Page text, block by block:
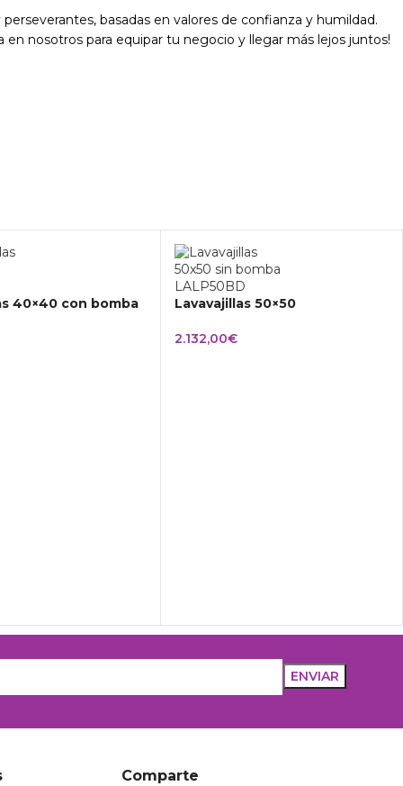
basadas en valores de confianza y humildad.
en nosotros para equipar tu negocio y llegar más lejos juntos!
40×40 con bomba Lavavajillas 50×50
2.132,00€
Comparte